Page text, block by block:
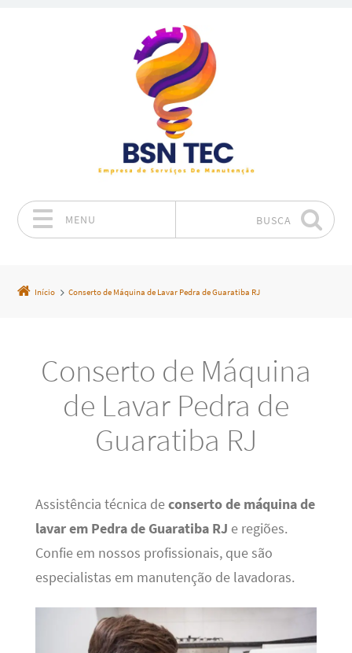
MENU BUSCA
Início Conserto de Máquina de Lavar Pedra de Guaratiba RJ
Conserto de Máquina
de Lavar Pedra de
Guaratiba RJ
Assistência técnica deconserto de máquina de
lavar em Pedra de Guaratiba RJ e regiões.
Confie em nossos profissionais, que são
especialistas em manutenção de lavadoras.